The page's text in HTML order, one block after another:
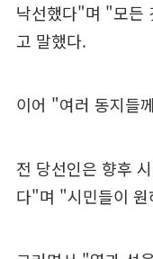
낙선했다"며 "모든
고 말했다.
이어 "여러 동지들
전 당선인은 향후
다"며 "시민들이 원